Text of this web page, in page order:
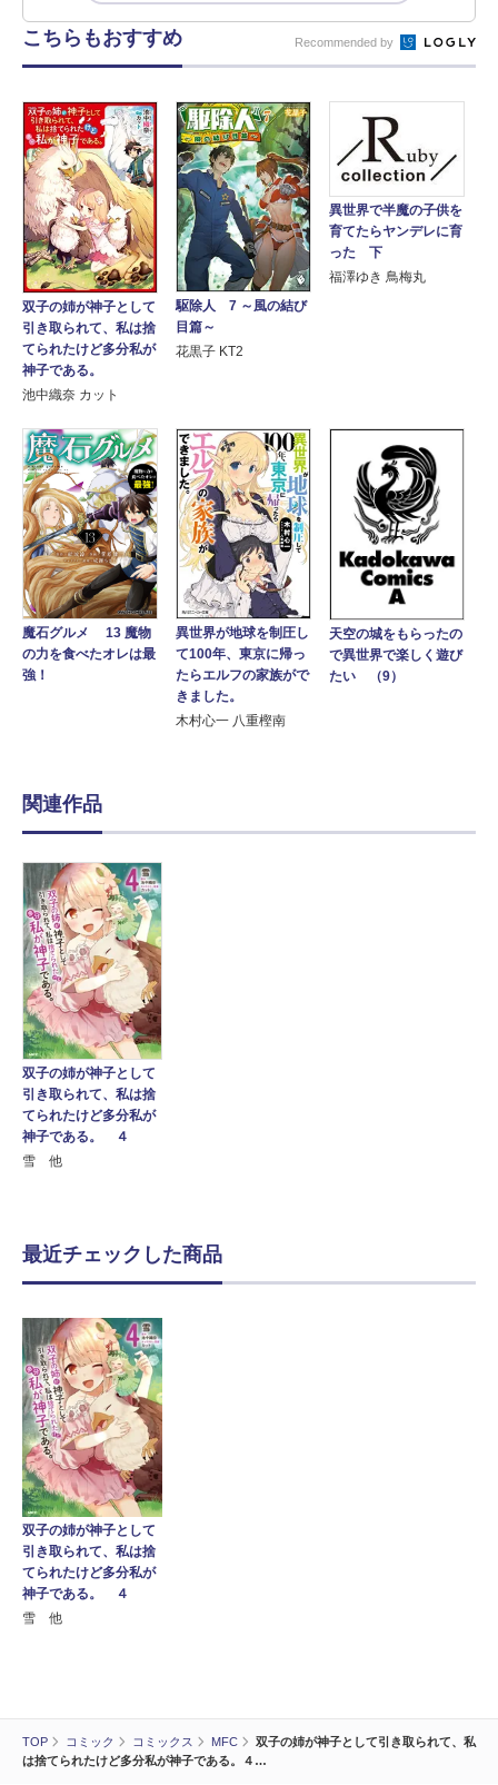
TOP コミック コミックス MFC
双子の姉が神子として引き取られて、私
は捨てられたけど多分私が神子である。４…
こちらもおすすめ Recommended by
双子の姉が神子として
引き取られて、私は捨
てられたけど多分私が
神子である。
池中織奈 カット
駆除人 7 ～風の結び
目篇～
花黒子 KT2
異世界で半魔の子供を
育てたらヤンデレに育
った 下
福澤ゆき 鳥梅丸
魔石グルメ 13 魔物
の力を食べたオレは最
強！
異世界が地球を制圧し
て100年、東京に帰っ
たらエルフの家族がで
きました。
木村心一 八重樫南
天空の城をもらったの
で異世界で楽しく遊び
たい （9）
関連作品
双子の姉が神子として
引き取られて、私は捨
てられたけど多分私が
神子である。 ４
雪 他
最近チェックした商品
双子の姉が神子として
引き取られて、私は捨
てられたけど多分私が
神子である。 ４
雪 他